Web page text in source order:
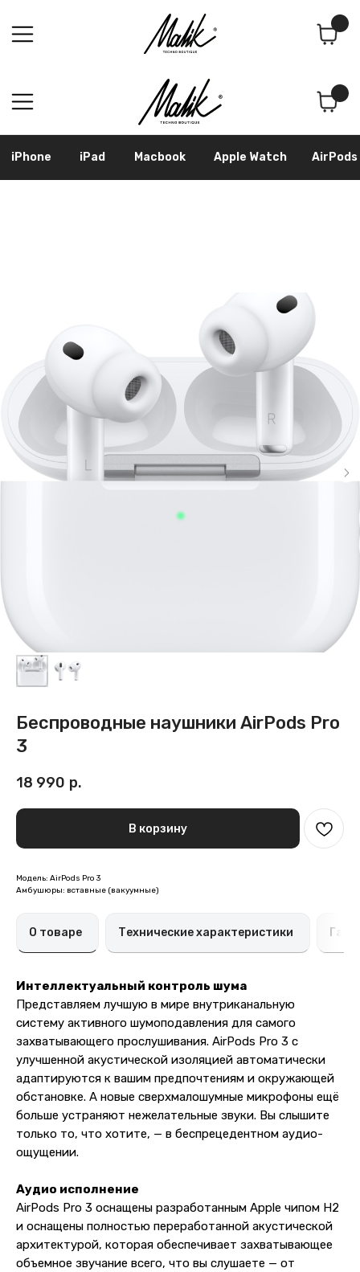
iPhone Apple Watch
Беспроводные наушники AirPods Pro
3
18 990 р.
В корзину
Модель: AirPods Pro 3
Амбушюры: вставные (вакуумные)
О товаре Технические характеристики
Интеллектуальный контроль шума
Представляем лучшую в мире внутриканальную
систему активного шумоподавления для самого
захватывающего прослушивания. AirPods Pro 3 с
улучшенной акустической изоляцией автоматически
адаптируются к вашим предпочтениям и окружающей
обстановке. А новые сверхмалошумные микрофоны ещё
больше устраняют нежелательные звуки. Вы слышите
только то, что хотите, — в беспрецедентном аудио-
ощущении.
Аудио исполнение
AirPods Pro 3 оснащены разработанным Apple чипом H2
и оснащены полностью переработанной акустической
архитектурой, которая обеспечивает захватывающее
объемное звучание всего, что вы слушаете — от